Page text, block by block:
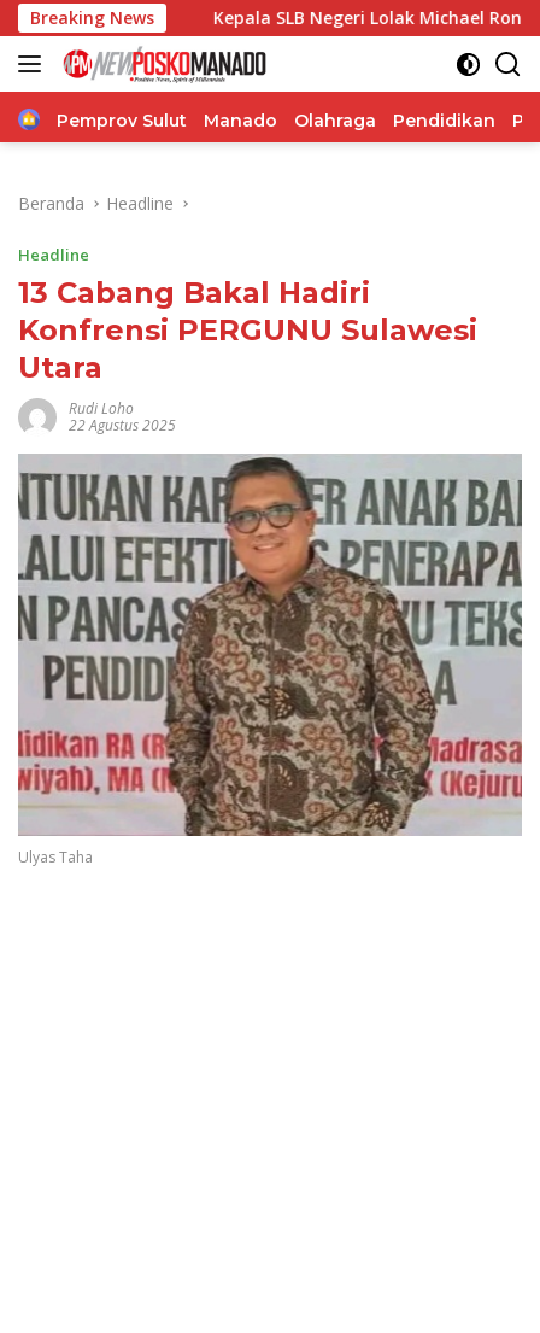
Langsung
ke
konten
Breaking News
Kepala SLB Negeri Lolak Michael Rondonuwu: KBM TA
Home
Pemprov Sulut Manado Olahraga Pendidikan
Beranda Headline
Headline
13 Cabang Bakal Hadiri
Konfrensi PERGUNU Sulawesi
Utara
Rudi Loho
22 Agustus 2025
Ulyas Taha